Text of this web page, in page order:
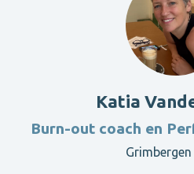
Katia
Burn-out coach en